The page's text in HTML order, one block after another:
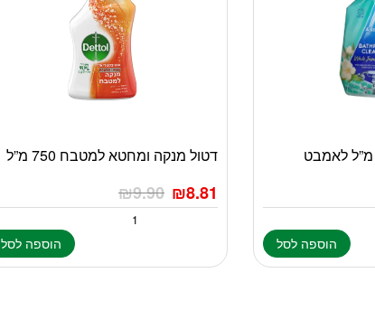
הוספה לסל
דטול מנקה ומחטא למטבח 750 מ”ל
₪9.90 ₪8.81
הוספה לסל